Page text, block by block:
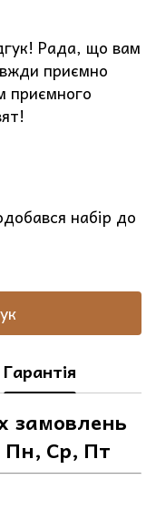
Рада, що вам
приємно
приємного
набір до
Гарантія
замовлень
Ср, Пт